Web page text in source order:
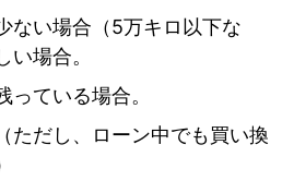
ない場合（5万キロ以下な
い場合。
っている場合。
ただし、ローン中でも買い換